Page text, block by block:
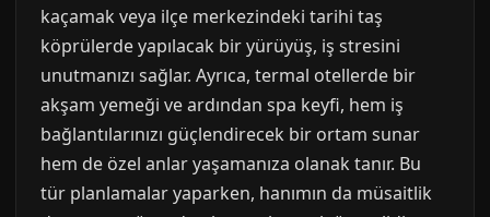
kaçamak veya ilçe merkezindeki tarihi taş
köprülerde yapılacak bir yürüyüş, iş stresini
unutmanızı sağlar. Ayrıca, termal otellerde bir
akşam yemeği ve ardından spa keyfi, hem iş
bağlantılarınızı güçlendirecek bir ortam sunar
hem de özel anlar yaşamanıza olanak tanır. Bu
tür planlamalar yaparken, hanımın da müsaitlik